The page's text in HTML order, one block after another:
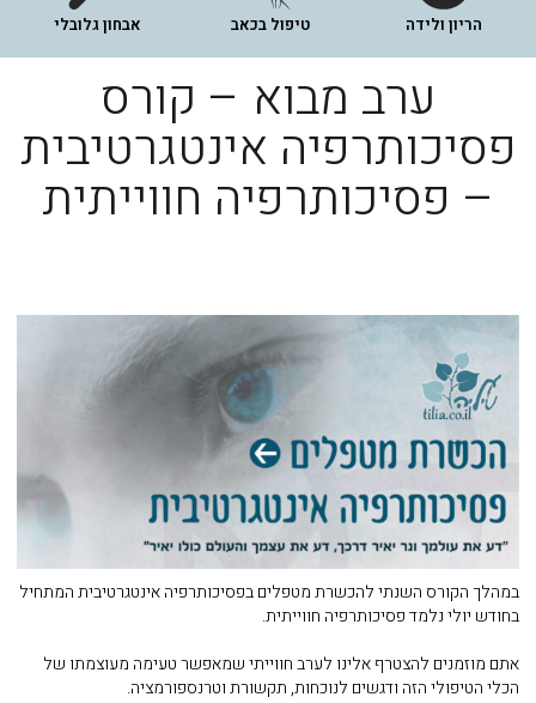
הריון ולידה טיפול בכאב אבחון גלובלי
ערב מבוא – קורס
פסיכותרפיה אינטגרטיבית
– פסיכותרפיה חווייתית
במהלך הקורס השנתי להכשרת מטפלים בפסיכותרפיה אינטגרטיבית המתחיל
בחודש יולי נלמד פסיכותרפיה חווייתית.
אתם מוזמנים להצטרף אלינו לערב חווייתי שמאפשר טעימה מעוצמתו של
הכלי הטיפולי הזה ודגשים לנוכחות, תקשורת וטרנספורמציה.